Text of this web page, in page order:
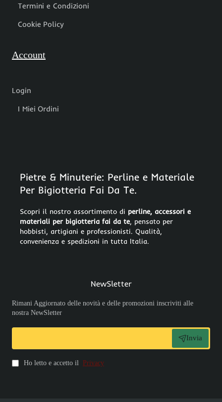
Termini e Condizioni
Cookie Policy
Account
Login
I Miei Ordini
Pietre & Minuterie: Perline e Materiale
Per Bigiotteria Fai Da Te.
Scopri il nostro assortimento di perline, accessori e
materiali per bigiotteria fai da te, pensato per
hobbisti, artigiani e professionisti. Qualità,
convenienza e spedizioni in tutta Italia.
NewSletter
Rimani Aggiornato delle novità e delle promozioni inscriviti alle
nostra NewSletter
Invia
Ho letto e accetto il Privacy